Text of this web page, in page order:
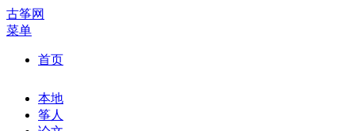
古筝网
菜单
首页
本地
筝人